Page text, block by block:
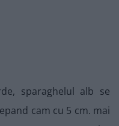
sparaghelul alb se
cam cu 5 cm. mai